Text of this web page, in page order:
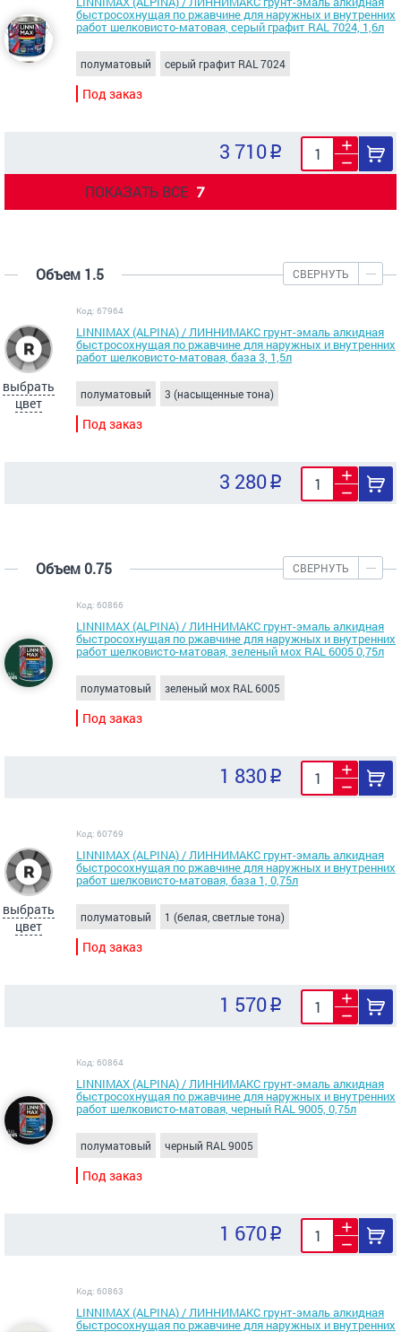
быстросохнущая по ржавчине для наружных и внутренних
работ шелковисто-матовая, серый графит RAL 7024, 1,6л
полуматовый серый графит RAL 7024
Под заказ
3 710
ПОКАЗАТЬ ВСЕ 7
Объем 1.5 СВЕРНУТЬ
выбрать
цвет
Код: 67964
LINNIMAX (ALPINA) / ЛИННИМАКС грунт-эмаль алкидная
быстросохнущая по ржавчине для наружных и внутренних
работ шелковисто-матовая, база 3, 1,5л
полуматовый 3 (насыщенные тона)
Под заказ
3 280
Объем 0.75 СВЕРНУТЬ
Код: 60866
LINNIMAX (ALPINA) / ЛИННИМАКС грунт-эмаль алкидная
быстросохнущая по ржавчине для наружных и внутренних
работ шелковисто-матовая, зеленый мох RAL 6005 0,75л
полуматовый зеленый мох RAL 6005
Под заказ
1 830
выбрать
цвет
Код: 60769
LINNIMAX (ALPINA) / ЛИННИМАКС грунт-эмаль алкидная
быстросохнущая по ржавчине для наружных и внутренних
работ шелковисто-матовая, база 1, 0,75л
полуматовый 1 (белая, светлые тона)
Под заказ
1 570
Код: 60864
LINNIMAX (ALPINA) / ЛИННИМАКС грунт-эмаль алкидная
быстросохнущая по ржавчине для наружных и внутренних
работ шелковисто-матовая, черный RAL 9005, 0,75л
полуматовый черный RAL 9005
Под заказ
1 670
Код: 60863
LINNIMAX (ALPINA) / ЛИННИМАКС грунт-эмаль алкидная
быстросохнущая по ржавчине для наружных и внутренних